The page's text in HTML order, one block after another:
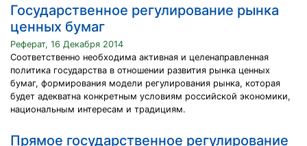
Государственное регулирование рынка
ценных бумаг
Реферат, 16 Декабря 2014
Соответственно необходима активная и целенаправленная
политика государства в отношении развития рынка ценных
бумаг, формирования модели регулирования рынка, которая
будет адекватна конкретным условиям российской экономики,
национальным интересам и традициям.
Прямое государственное регулирование